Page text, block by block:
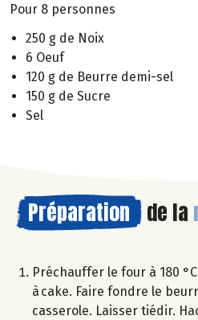
Pour 8 personnes
250 g de Noix
6 Oeuf
120 g de Beurre demi-sel
150 g de Sucre
Sel
Préparation de la
Préchauffer le four à 180
à cake. Faire fondre le
casserole. Laisser tiédir.